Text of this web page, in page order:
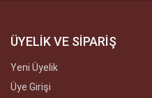
ÜYELİK VE SİPARİŞ
Yeni Üyelik
Üye Girişi